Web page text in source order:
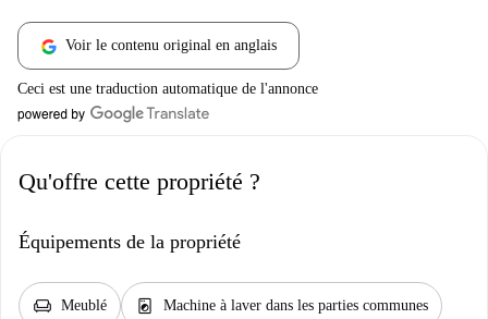
Voir le contenu original en anglais
Ceci est une traduction automatique de l'annonce
Qu'offre cette propriété ?
Équipements de la propriété
chair Meublé local_laundry_service Machine à laver dans les parties communes